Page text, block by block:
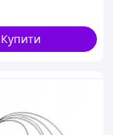
обладнань
принтера
і
хвилин,
Ця функція
Купити